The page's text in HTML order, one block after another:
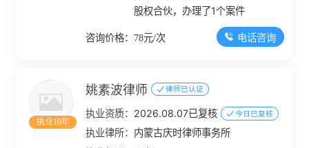
股权合伙，办理了1个案件
咨询价格：78元/次 电话咨询
执业10年
姚素波律师 律师已认证
执业资质： 2026.08.07已复核 今日已复核
执业律所： 内蒙古庆时律师事务所